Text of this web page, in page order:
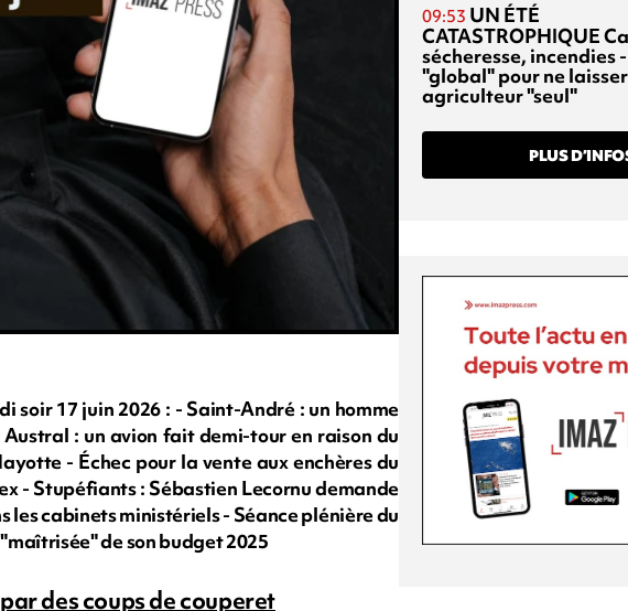
soir 17 juin 2026 : - Saint-André : un homme
: un avion fait demi-tour en raison du
- Échec pour la vente aux enchères du
- Stupéfiants : Sébastien Lecornu demande
les cabinets ministériels - Séance plénière du
de son budget 2025
des coups de couperet
09:53 UN ÉTÉ
CATASTROPHIQUE
sécheresse, incendies
"global" pour ne
agriculteur "seul"
PLUS